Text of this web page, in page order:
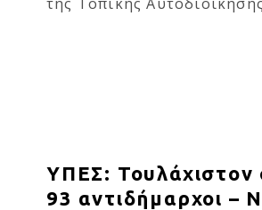
ΥΠΕΣ: Τουλάχιστον
93 αντιδήμαρχοι –